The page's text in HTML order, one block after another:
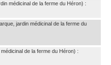
médicinal de la ferme du Héron) :
jardin médicinal de la ferme du
de la ferme du Héron) :